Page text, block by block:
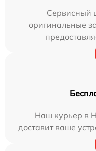
Сервисный
оригинальные
Наш курьер в
доставит ваше